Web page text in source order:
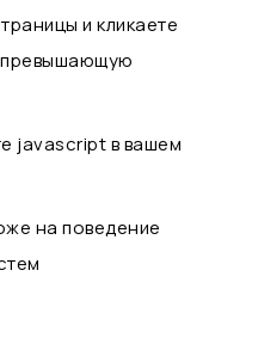
и кликаете
javascript в вашем
на поведение